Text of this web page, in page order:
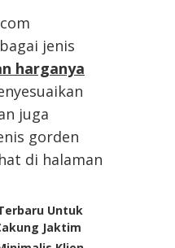
jenis
harganya
juga
gorden
di halaman